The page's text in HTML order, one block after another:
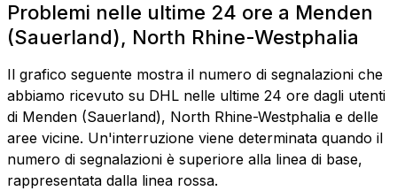
Problemi nelle ultime 24 ore a Menden
(Sauerland), North Rhine-Westphalia
Il grafico seguente mostra il numero di segnalazioni che
abbiamo ricevuto su DHL nelle ultime 24 ore dagli utenti
di Menden (Sauerland), North Rhine-Westphalia e delle
aree vicine. Un'interruzione viene determinata quando il
numero di segnalazioni è superiore alla linea di base,
rappresentata dalla linea rossa.